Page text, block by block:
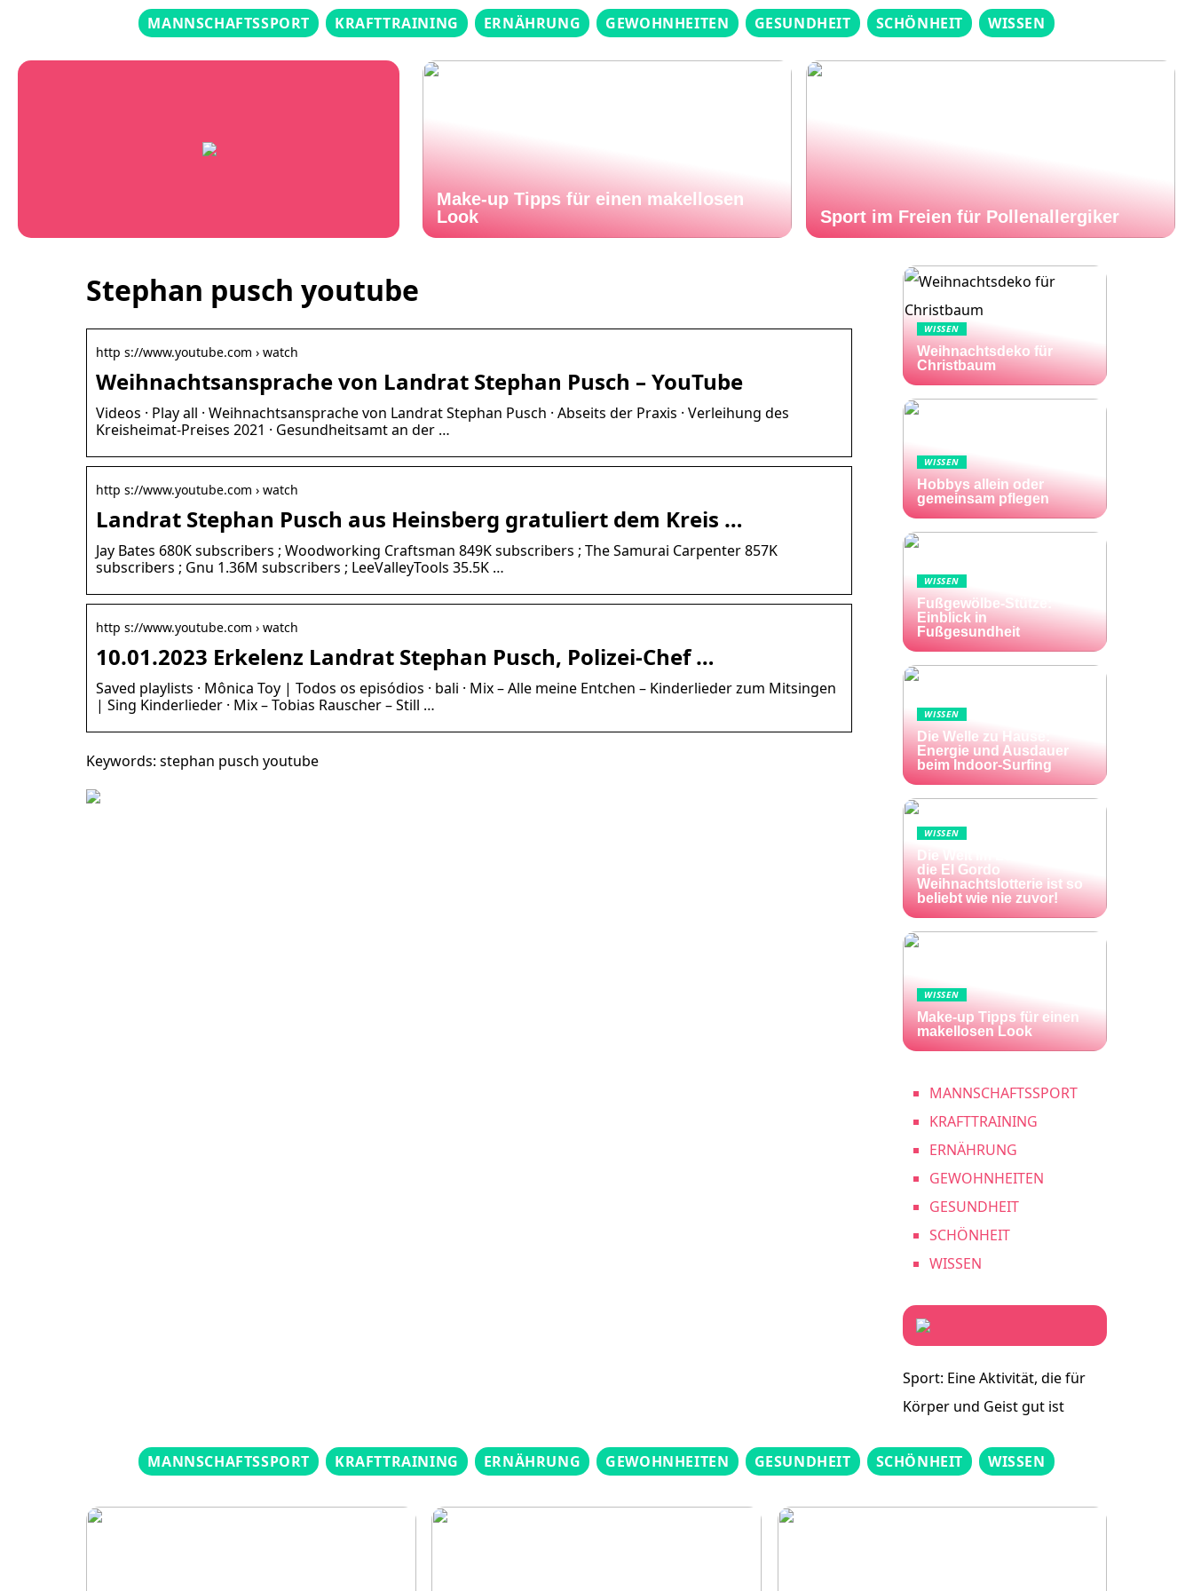
MANNSCHAFTSSPORT KRAFTTRAINING ERNÄHRUNG GEWOHNHEITEN GESUNDHEIT SCHÖNHEIT WISSEN
Make-up Tipps für einen makellosen
Look
Sport im Freien für Pollenallergiker
Stephan pusch youtube
http s://www.youtube.com › watch
Weihnachtsansprache von Landrat Stephan Pusch – YouTube
Videos · Play all · Weihnachtsansprache von Landrat Stephan Pusch · Abseits der Praxis · Verleihung des
Kreisheimat-Preises 2021 · Gesundheitsamt an der …
http s://www.youtube.com › watch
Landrat Stephan Pusch aus Heinsberg gratuliert dem Kreis …
Jay Bates 680K subscribers ; Woodworking Craftsman 849K subscribers ; The Samurai Carpenter 857K
subscribers ; Gnu 1.36M subscribers ; LeeValleyTools 35.5K …
http s://www.youtube.com › watch
10.01.2023 Erkelenz Landrat Stephan Pusch, Polizei-Chef …
Saved playlists · Mônica Toy | Todos os episódios · bali · Mix – Alle meine Entchen – Kinderlieder zum Mitsingen
| Sing Kinderlieder · Mix – Tobias Rauscher – Still …
Keywords: stephan pusch youtube
WISSEN
Weihnachtsdeko für
Christbaum
WISSEN
Hobbys allein oder
gemeinsam pflegen
WISSEN
Fußgewölbe-Stütze:
Einblick in
Fußgesundheit
WISSEN
Die Welle zu Hause:
Energie und Ausdauer
beim Indoor-Surfing
WISSEN
Die Welt im Lotto-Fieber –
die El Gordo
Weihnachtslotterie ist so
beliebt wie nie zuvor!
WISSEN
Make-up Tipps für einen
makellosen Look
MANNSCHAFTSSPORT
KRAFTTRAINING
ERNÄHRUNG
GEWOHNHEITEN
GESUNDHEIT
SCHÖNHEIT
WISSEN
Sport: Eine Aktivität, die für
Körper und Geist gut ist
MANNSCHAFTSSPORT KRAFTTRAINING ERNÄHRUNG GEWOHNHEITEN GESUNDHEIT SCHÖNHEIT WISSEN